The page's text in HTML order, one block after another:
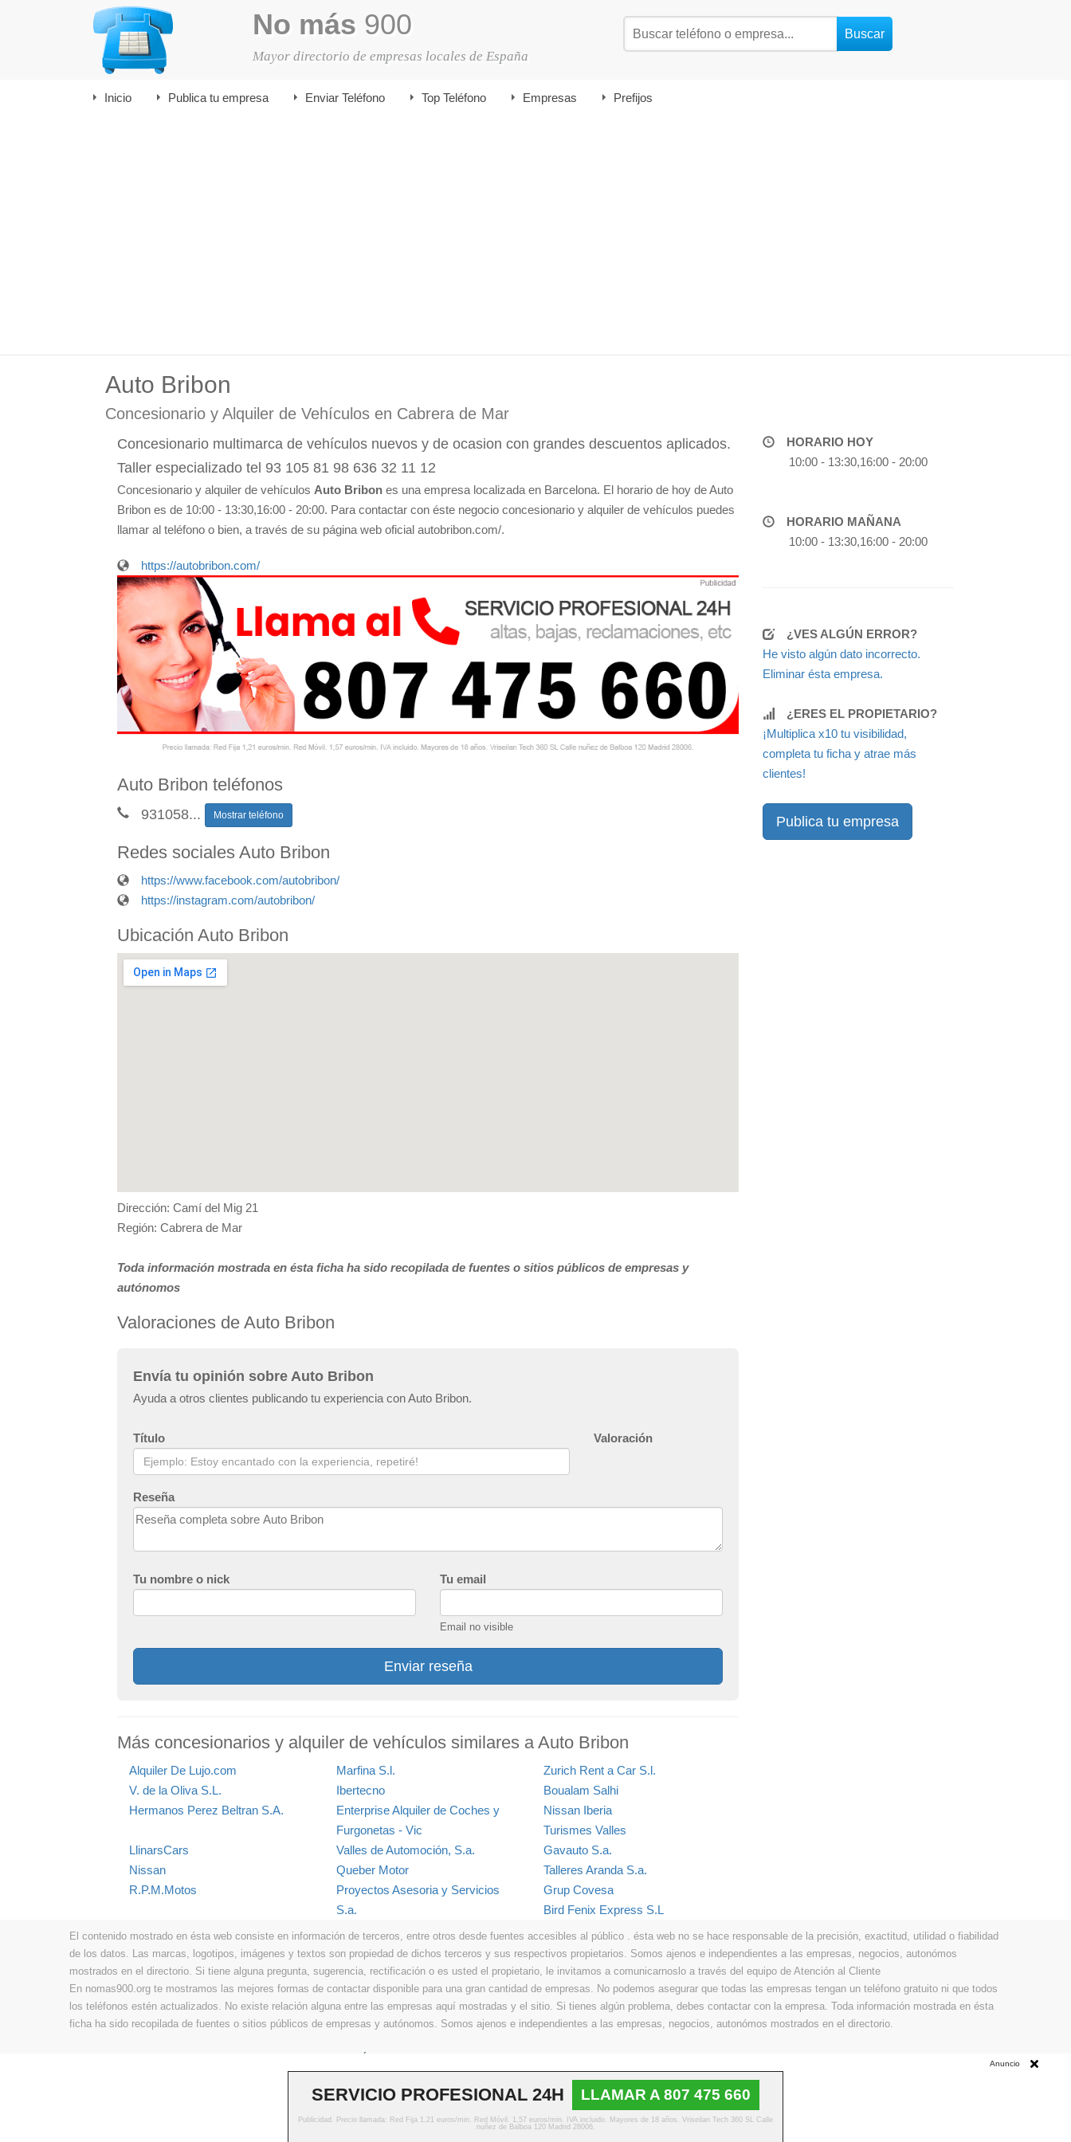
No más 900
Mayor directorio de empresas locales de España
Inicio Publica tu empresa Enviar Teléfono Top Teléfono Empresas Prefijos
Auto Bribon
Concesionario y Alquiler de Vehículos en Cabrera de Mar
Concesionario multimarca de vehículos nuevos y de ocasion con grandes descuentos aplicados.
Taller especializado tel 93 105 81 98 636 32 11 12
Concesionario y alquiler de vehículos Auto Bribon es una empresa localizada en Barcelona. El horario de hoy de Auto
Bribon es de 10:00 - 13:30,16:00 - 20:00. Para contactar con éste negocio concesionario y alquiler de vehículos puedes
llamar al teléfono o bien, a través de su página web oficial autobribon.com/.
https://autobribon.com/
Auto Bribon teléfonos
931058... Mostrar teléfono
Redes sociales Auto Bribon
https://www.facebook.com/autobribon/
https://instagram.com/autobribon/
Ubicación Auto Bribon
Dirección: Camí del Mig 21
Región: Cabrera de Mar
Toda información mostrada en ésta ficha ha sido recopilada de fuentes o sitios públicos de empresas y
autónomos
Valoraciones de Auto Bribon
Envía tu opinión sobre Auto Bribon
Ayuda a otros clientes publicando tu experiencia con Auto Bribon.
Título Valoración
Reseña
Tu nombre o nick Tu email
Email no visible
Enviar reseña
Más concesionarios y alquiler de vehículos similares a Auto Bribon
Alquiler De Lujo.com Marfina S.l.
Zurich Rent a Car S.l.
V. de la Oliva S.L.
Ibertecno
Boualam Salhi
Hermanos Perez Beltran S.A.
Enterprise Alquiler de Coches y
Furgonetas - Vic
Nissan Iberia
Turismes Valles
LlinarsCars
Valles de Automoción, S.a.
Gavauto S.a.
Nissan
Queber Motor
Talleres Aranda S.a.
R.P.M.Motos
Proyectos Asesoria y Servicios
S.a.
Grup Covesa
Bird Fenix Express S.L
HORARIO HOY
10:00 - 13:30,16:00 - 20:00
HORARIO MAÑANA
10:00 - 13:30,16:00 - 20:00
¿VES ALGÚN ERROR?
He visto algún dato incorrecto.
Eliminar ésta empresa.
¿ERES EL PROPIETARIO?
¡Multiplica x10 tu visibilidad,
completa tu ficha y atrae más
clientes!
Publica tu empresa
El contenido mostrado en ésta web consiste en información de terceros, entre otros desde fuentes accesibles al público . ésta web no se hace responsable de la precisión, exactitud, utilidad o fiabilidad
de los datos. Las marcas, logotipos, imágenes y textos son propiedad de dichos terceros y sus respectivos propietarios. Somos ajenos e independientes a las empresas, negocios, autonómos
mostrados en el directorio. Si tiene alguna pregunta, sugerencia, rectificación o es usted el propietario, le invitamos a comunicarnoslo a través del equipo de Atención al Cliente
En nomas900.org te mostramos las mejores formas de contactar disponible para una gran cantidad de empresas. No podemos asegurar que todas las empresas tengan un teléfono gratuito ni que todos
los teléfonos estén actualizados. No existe relación alguna entre las empresas aquí mostradas y el sitio. Si tienes algún problema, debes contactar con la empresa. Toda información mostrada en ésta
ficha ha sido recopilada de fuentes o sitios públicos de empresas y autónomos. Somos ajenos e independientes a las empresas, negocios, autonómos mostrados en el directorio.
© Copyright 2013 - 2026 Todos los derechos reservados
Anuncio
SERVICIO PROFESIONAL 24H LLAMAR A 807 475 660
Publicidad. Precio llamada: Red Fija 1,21 euros/min. Red Móvil. 1,57 euros/min. IVA incluido. Mayores de 18 años. Vriseilan Tech 360 SL Calle
nuñez de Balboa 120 Madrid 28006.